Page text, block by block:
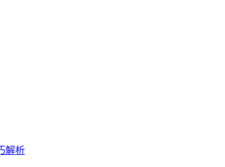
解析